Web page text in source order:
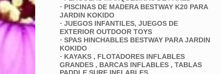
· PISCINAS DE MADERA BESTWAY K20 PARA
JARDIN KOKIDO
· JUEGOS INFANTILES, JUEGOS DE
EXTERIOR OUTDOOR TOYS
· SPAS HINCHABLES BESTWAY PARA JARDIN
KOKIDO
· KAYAKS , FLOTADORES INFLABLES
GRANDES , BARCAS INFLABLES , TABLAS